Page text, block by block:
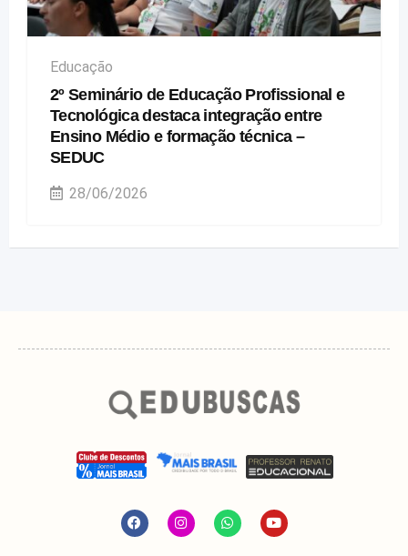
Educação
2º Seminário de Educação Profissional e
Tecnológica destaca integração entre
Ensino Médio e formação técnica –
SEDUC
28/06/2026